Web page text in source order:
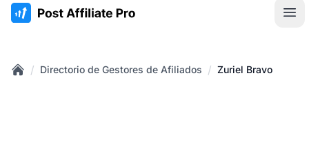
:site.title
/ Directorio de Gestores de Afiliados / Zuriel Bravo